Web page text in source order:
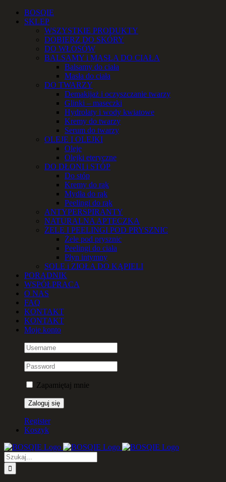
Przejdź
zawartości
Facebook
Instagram
YouTube
Email
TelefonBOSQIE
SKLEP
WSZYSTKIE PRODUKTY
DOBIERZ DO SKÓRY
DO WŁOSÓW
BALSAMY i MASŁA DO CIAŁA
Balsamy do ciała
Masła do ciała
DO TWARZY
Demakijaż i oczyszczanie twarzy
Glinki – maseczki
Hydrolaty i wody kwiatowe
Kremy do twarzy
Serum do twarzy
OLEJE I OLEJKI
Oleje
Olejki eteryczne
DO DŁONI i STÓP
Do stóp
Kremy do rąk
Mydła do rąk
Peelingi do rąk
ANTYPERSPIRANTY
NATURALNA APTECZKA
ŻELE I PEELINGI POD PRYSZNIC
Żele pod prysznic
Peelingi do ciała
Płyn intymny
SOLE i ZIOŁA DO KĄPIELI
PORADNIK
WSPÓŁPRACA
O NAS
FAQ
KONTAKT
KONTAKT
Moje konto
Zapamiętaj mnie
Register
Koszyk
Szukaj